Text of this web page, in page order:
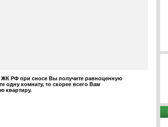
ЖК РФ при сносе Вы получите равноценную
одну комнату, то скорее всего Вам
квартиру.